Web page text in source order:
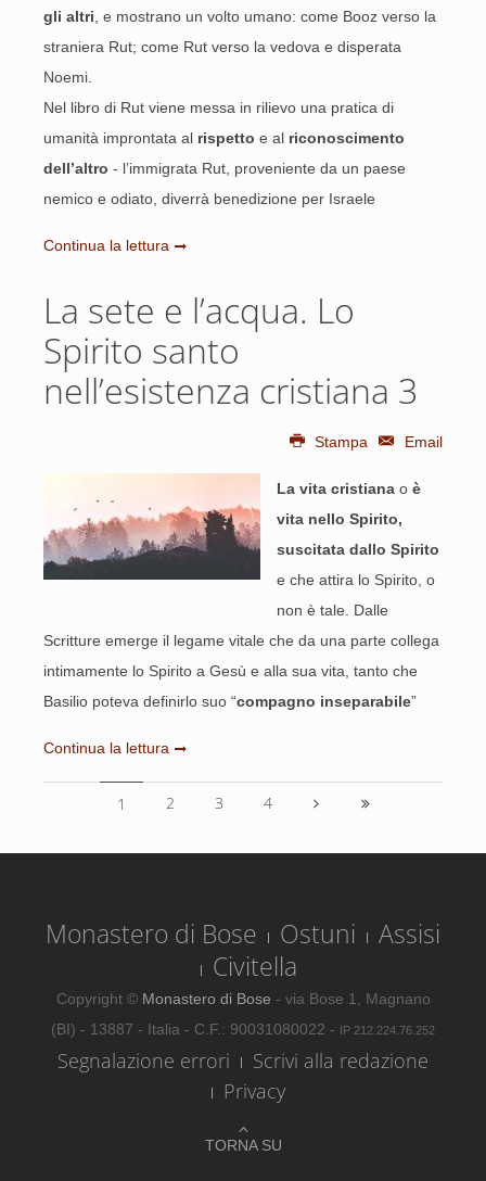
gli altri , e mostrano un volto umano: come Booz verso la
straniera Rut; come Rut verso la vedova e disperata
Noemi.
Nel libro di Rut viene messa in rilievo una pratica di
umanità improntata al rispetto e al riconoscimento
dell’altro - l’immigrata Rut, proveniente da un paese
nemico e odiato, diverrà benedizione per Israele
Continua la lettura
La sete e l’acqua. Lo
Spirito santo
nell’esistenza cristiana 3
Stampa Email
La vita cristiana o è
vita nello Spirito,
suscitata dallo Spirito
e che attira lo Spirito, o
non è tale. Dalle
Scritture emerge il legame vitale che da una parte collega
intimamente lo Spirito a Gesù e alla sua vita, tanto che
Basilio poteva definirlo suo “compagno inseparabile”
Continua la lettura
1 2 3 4
TORNA SU
Monastero di Bose Ostuni
Assisi
Civitella
Copyright © Monastero di Bose - via Bose 1, Magnano
(BI) - 13887 - Italia - C.F.: 90031080022 - IP 212.224.76.252
Segnalazione errori
Scrivi alla redazione
Privacy